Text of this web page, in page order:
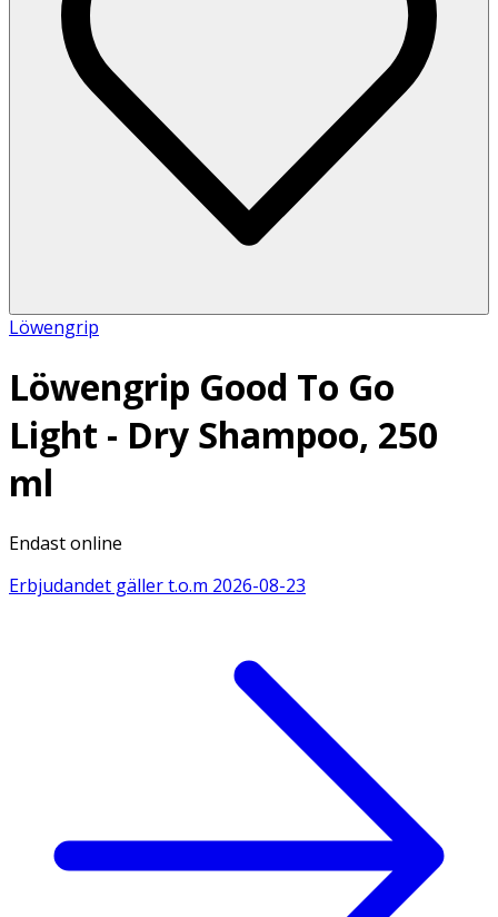
Löwengrip
Löwengrip Good To Go
Light - Dry Shampoo, 250
ml
Endast online
Erbjudandet gäller t.o.m 2026-08-23